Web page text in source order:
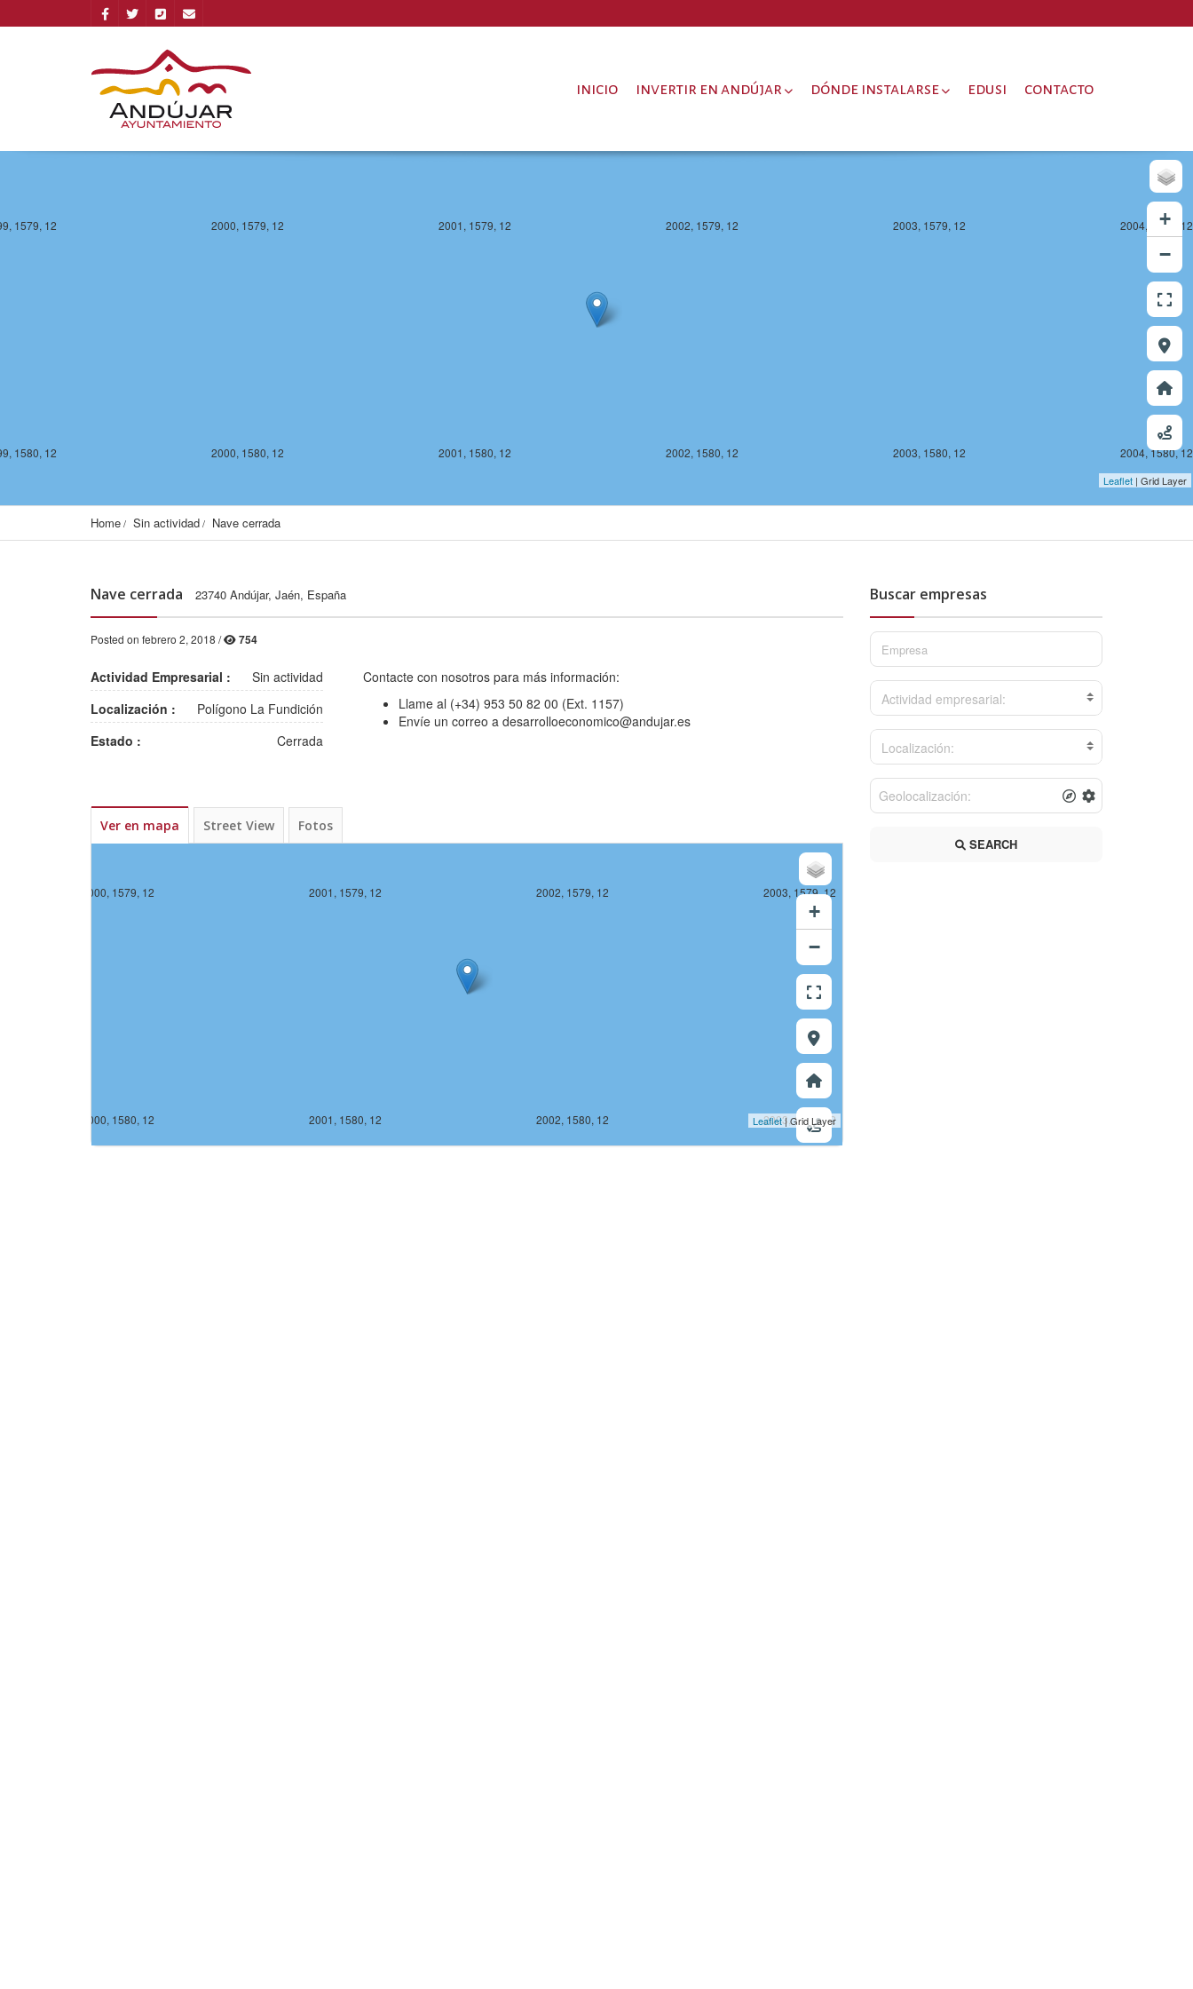
inicio invertir en andújar dónde instalarse edusi contacto
2001, 1579, 12 2002, 1579, 12
2001, 1580, 12 2002, 1580, 12
2000, 1579, 12 2003, 1579, 12
2000, 1580, 12 2003, 1580, 12
1579, 12 2004, 1579, 12
1580, 12 2004, 1580, 12
+
−
Leaflet | Grid Layer
Home Sin actividad Nave cerrada
Nave cerrada 23740 Andújar, Jaén, España
Posted on febrero 2, 2018 / 754
Actividad Empresarial :
Sin actividad
Localización :
Polígono La Fundición
Estado :
Cerrada
Contacte con nosotros para más información:
Llame al (+34) 953 50 82 00 (Ext. 1157)
Envíe un correo a desarrolloeconomico@andujar.es
Ver en mapa Street View Fotos
2001, 1579, 12 2002, 1579, 12
2001, 1580, 12 2002, 1580, 12
2000, 1579, 12 2003, 1579, 12
2000, 1580, 12 2003, 1580, 12
+
−
Leaflet| Grid Layer
Buscar empresas
Actividad empresarial:
Localización:
SEARCH